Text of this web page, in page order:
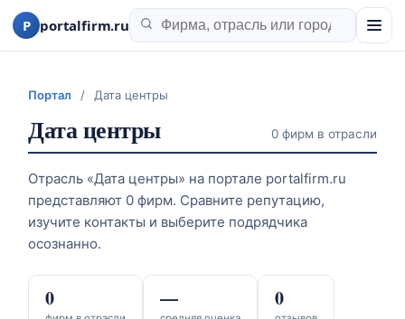
P portalfirm.ru
Портал / Дата центры
Дата центры 0 фирм в отрасли
Отрасль «Дата центры» на портале portalfirm.ru
представляют 0 фирм. Сравните репутацию,
изучите контакты и выберите подрядчика
осознанно.
0 — 0